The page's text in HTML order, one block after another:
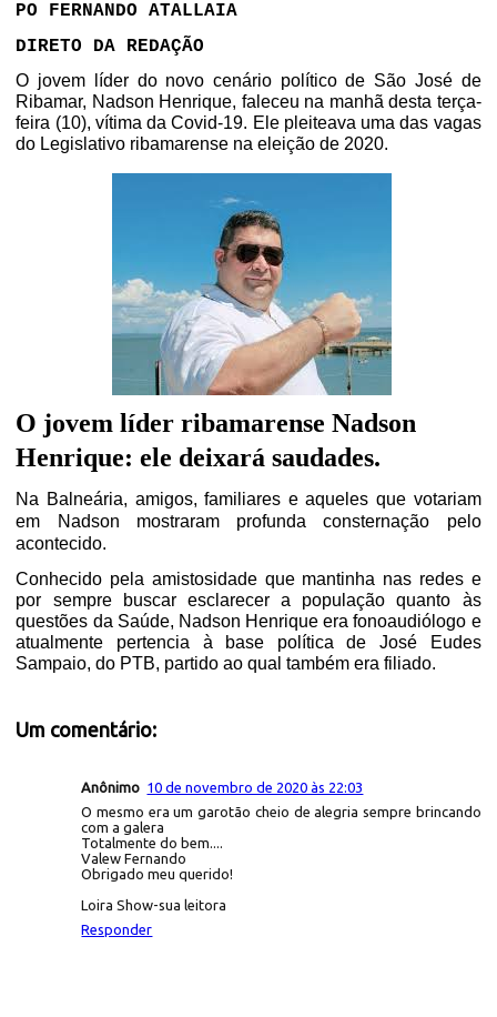
PO FERNANDO ATALLAIA
DIRETO DA REDAÇÃO
O jovem líder do novo cenário político de São José de
Ribamar, Nadson Henrique, faleceu na manhã desta terça-
feira (10), vítima da Covid-19. Ele pleiteava uma das vagas
do Legislativo ribamarense na eleição de 2020.
O jovem líder ribamarense Nadson
Henrique: ele deixará saudades.
Na Balneária, amigos, familiares e aqueles que votariam
em Nadson mostraram profunda consternação pelo
acontecido.
Conhecido pela amistosidade que mantinha nas redes e
por sempre buscar esclarecer a população quanto às
questões da Saúde, Nadson Henrique era fonoaudiólogo e
atualmente pertencia à base política de José Eudes
Sampaio, do PTB, partido ao qual também era filiado.
Um comentário:
Anônimo 10 de novembro de 2020 às 22:03
O mesmo era um garotão cheio de alegria sempre brincando
com a galera
Totalmente do bem....
Valew Fernando
Obrigado meu querido!
Loira Show-sua leitora
Responder